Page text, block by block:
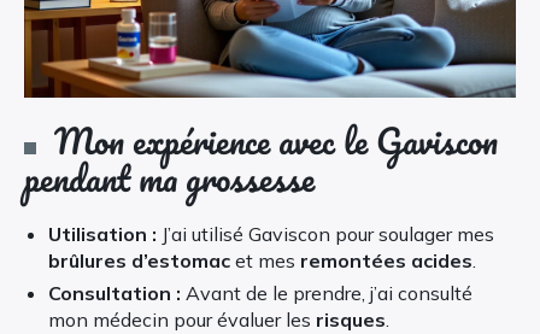
Mon expérience avec le Gaviscon
pendant ma grossesse
Utilisation : J’ai utilisé Gaviscon pour soulager mes
brûlures d’estomac et mes remontées acides
Consultation : Avant de le prendre, j’ai consulté
mon médecin pour évaluer les risques